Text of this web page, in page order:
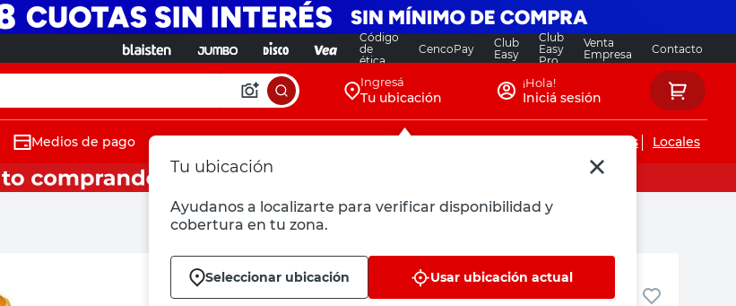
Código
de
ética
CencoPay
Club
Easy
Club
Easy
Pro
Venta
Empresa
Contacto
Ingresá
Tu ubicación
Tu ubicación
Ayudanos a localizarte para verificar disponibilidad y
cobertura en tu zona.
Seleccionar ubicación Usar ubicación actual
¡Hola!
Iniciá sesión
Medios de pago Servicios de instalaciones Locales
Dema
Tee Epoxi 3/4" Dema